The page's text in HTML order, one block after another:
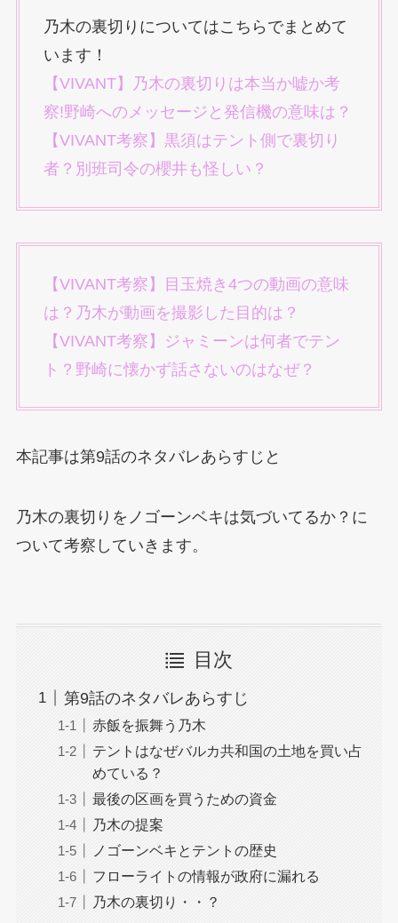
乃木の裏切りについてはこちらでまとめて
います！
【VIVANT】乃木の裏切りは本当か嘘か考
察!野崎へのメッセージと発信機の意味は？
【VIVANT考察】黒須はテント側で裏切り
者？別班司令の櫻井も怪しい？
【VIVANT考察】目玉焼き4つの動画の意味
は？乃木が動画を撮影した目的は？
【VIVANT考察】ジャミーンは何者でテン
ト？野崎に懐かず話さないのはなぜ？
本記事は第9話のネタバレあらすじと
乃木の裏切りをノゴーンベキは気づいてるか？に
ついて考察していきます。
目次
第9話のネタバレあらすじ
赤飯を振舞う乃木
テントはなぜバルカ共和国の土地を買い占
めている？
最後の区画を買うための資金
乃木の提案
ノゴーンベキとテントの歴史
フローライトの情報が政府に漏れる
乃木の裏切り・・？